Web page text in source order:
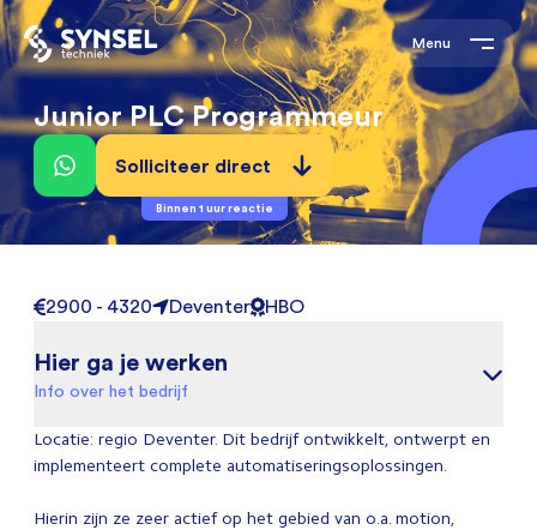
Menu
Junior PLC Programmeur
Solliciteer direct
Binnen 1 uur reactie
2900 - 4320 Deventer HBO
Hier ga je werken
Info over het bedrijf
Locatie: regio Deventer. Dit bedrijf ontwikkelt, ontwerpt en
implementeert complete automatiseringsoplossingen.
Hierin zijn ze zeer actief op het gebied van o.a. motion,